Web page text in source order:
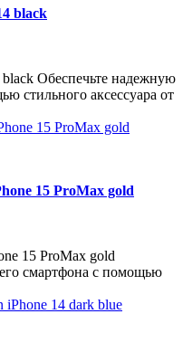
black
Обеспечьте надежную
стильного аксессуара от
15 ProMax gold
15 ProMax gold
смартфона с помощью